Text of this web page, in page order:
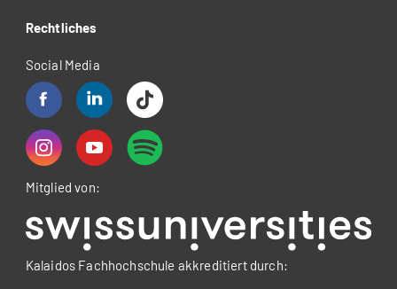
Rechtliches
Social Media
Mitglied von:
Kalaidos Fachhochschule akkreditiert durch: